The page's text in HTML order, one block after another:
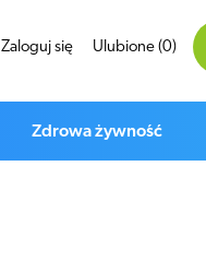
Zaloguj się Ulubione (0)
Zdrowa żywność